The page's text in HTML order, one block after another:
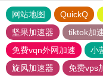
网站地图 QuickQ
坚果加速器
tiktok加
免费vqn外网加速
小
旋风加速器
免费vps